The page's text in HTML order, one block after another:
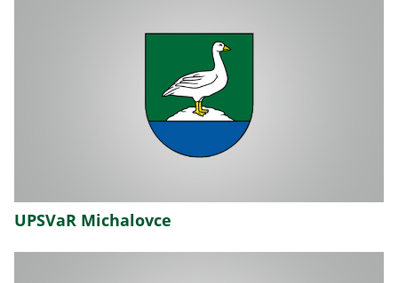
UPSVaR Michalovce